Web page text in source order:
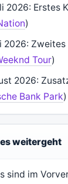
2026: Erstes
)
2026:
Tour)
2026:
Bank Park)
weitergeht
sind im